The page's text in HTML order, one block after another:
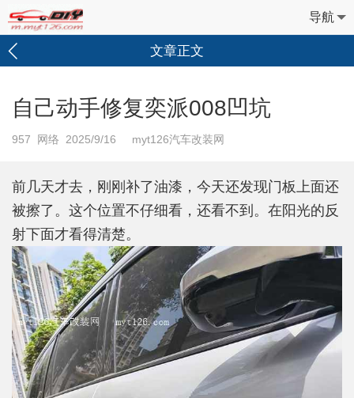
导航
文章正文
自己动手修复奕派008凹坑
957 网络 2025/9/16 myt126汽车改装网
前几天才去，刚刚补了油漆，今天还发现门板上面还
被擦了。这个位置不仔细看，还看不到。在阳光的反
射下面才看得清楚。